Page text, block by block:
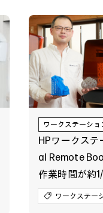
ワークステーショ
HPワークス
al Remote
作業時間が約
リモート環境
ワークステー